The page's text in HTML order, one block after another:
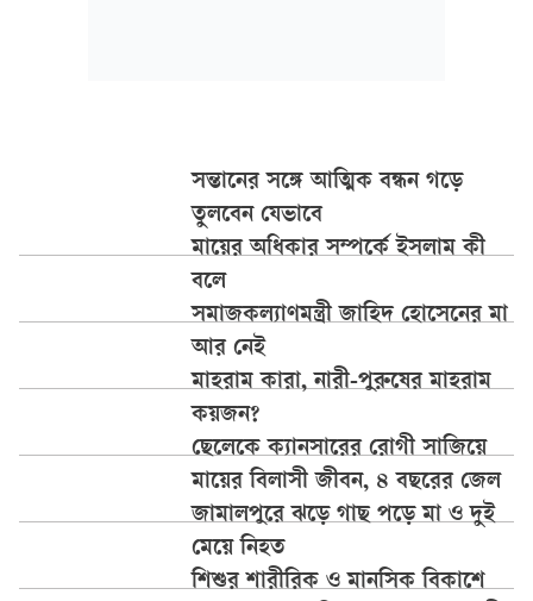
সন্তানের সঙ্গে আত্মিক বন্ধন গড়ে
তুলবেন যেভাবে
মায়ের অধিকার সম্পর্কে ইসলাম কী
বলে
সমাজকল্যাণমন্ত্রী জাহিদ হোসেনের মা
আর নেই
মাহরাম কারা, নারী-পুরুষের মাহরাম
কয়জন?
ছেলেকে ক্যানসারের রোগী সাজিয়ে
মায়ের বিলাসী জীবন, ৪ বছরের জেল
জামালপুরে ঝড়ে গাছ পড়ে মা ও দুই
মেয়ে নিহত
শিশুর শারীরিক ও মানসিক বিকাশে